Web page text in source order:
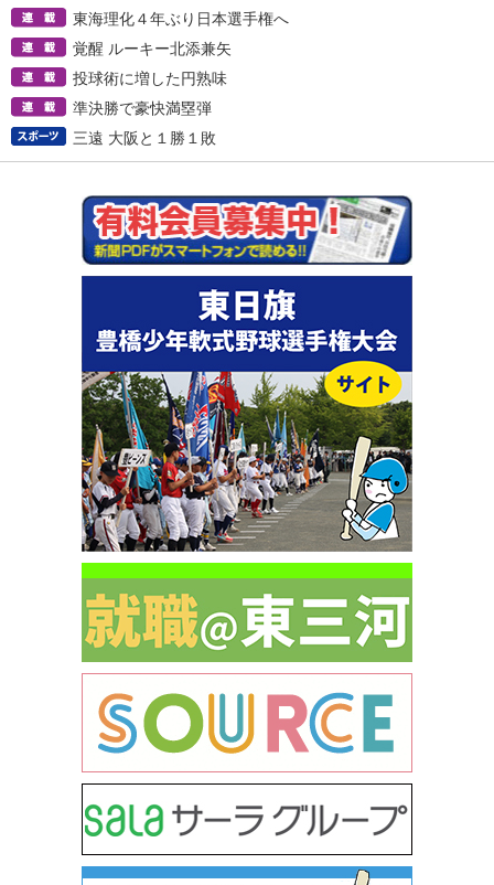
東海理化４年ぶり日本選手権へ
覚醒 ルーキー北添兼矢
投球術に増した円熟味
準決勝で豪快満塁弾
三遠 大阪と１勝１敗